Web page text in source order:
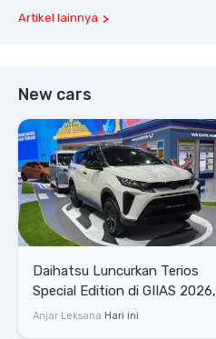
Artikel lainnya
New cars
Daihatsu Luncurkan Terios
Special Edition di GIIAS 2026,
Stok Terbatas
Anjar Leksana Hari ini